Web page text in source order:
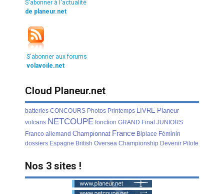
S'abonner à l'actualité
de planeur.net
S'abonner aux forums
volavoile.net
Cloud Planeur.net
batteries CONCOURS Photos Printemps LIVRE Planeur
volcans NETCOUPE fonction GRAND Final JUNIORS
Franco allemand Championnat France Biplace Féminin
dossiers Espagne British Oversea Championship Devenir Pilote
Nos 3 sites !